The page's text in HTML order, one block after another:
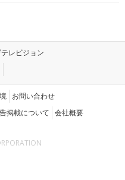
レビジョン
お問い合わせ
掲載について 会社概要